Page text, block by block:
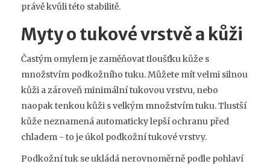
právě kvůli této stabilitě.
Myty o tukové vrstvě a kůži
Častým omylem je zaměňovat tloušťku kůže s
množstvím podkožního tuku. Můžete mít velmi silnou
kůži a zároveň minimální tukovou vrstvu, nebo
naopak tenkou kůži s velkým množstvím tuku. Tlustší
kůže neznamená automaticky lepší ochranu před
chladem - to je úkol podkožní tukové vrstvy.
Podkožní tuk se ukládá nerovnoměrně podle pohlaví